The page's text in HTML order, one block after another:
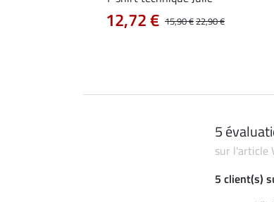
15,90 €22,90 €
12,72 €
5
sur l'article
5 client(s)